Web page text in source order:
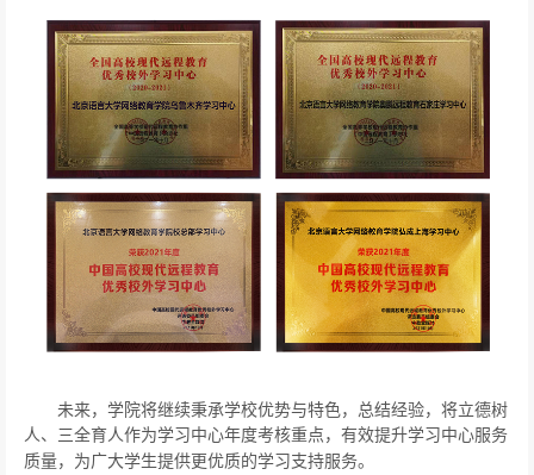
未来，学院将继续秉承学校优势与特色，总结经验，将立德树
人、三全育人作为学习中心年度考核重点，有效提升学习中心服务
质量，为广大学生提供更优质的学习支持服务。